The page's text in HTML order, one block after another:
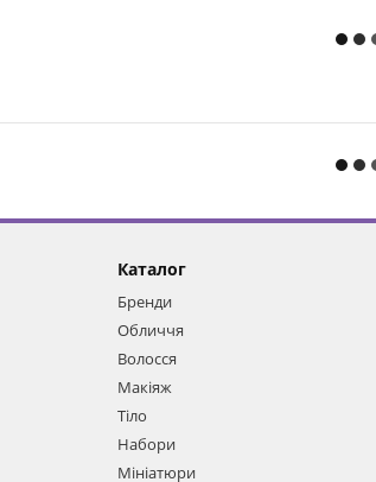
Каталог
Бренди
Обличчя
Волосся
Макіяж
Тіло
Набори
Мініатюри